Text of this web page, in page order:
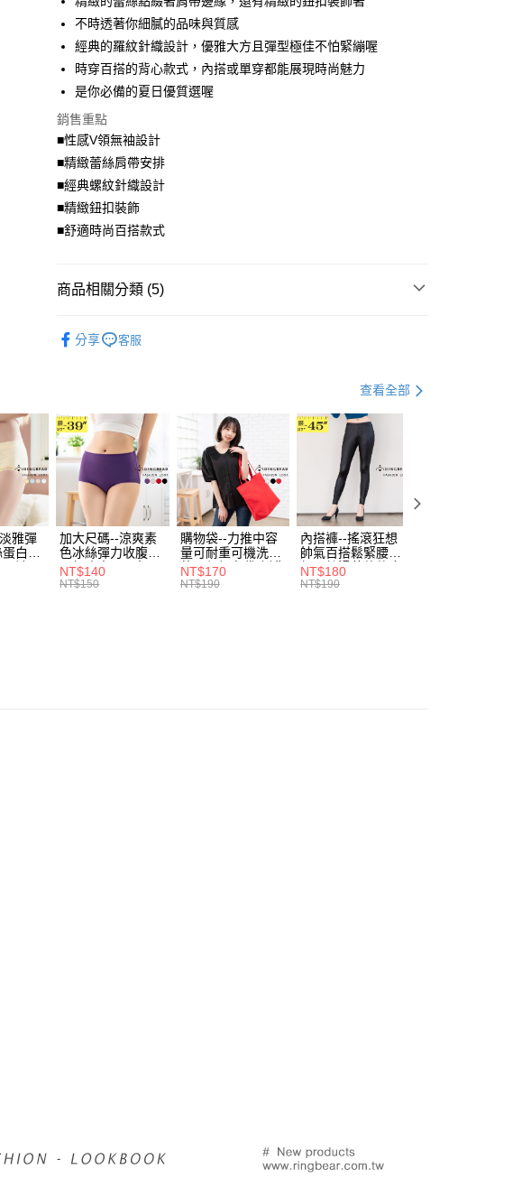
街口支付
悠遊付
Google Pay
全盈+PAY
大哥付你分期
相關說明
【大哥付你分期使用說明】
1.本服務由台灣大哥大提供，台灣大哥大用戶可立即使用無須另外申請。
2.付款方式選擇「大哥付你分期」，訂單成立後會自動跳轉到大哥付的交易
流程，驗證手機門號後，選擇欲分期的期數、繳款截止日，確認付款後即
4.訂單成立30分鐘內，如未前往確認交易或遇審核未通過，訂單將自動取
【繳款方式說明】
2.透過簡訊連結打開帳單後，可選擇「超商條碼／台灣大直營門市／銀行轉
【注意事項】
1.本服務係由「台灣大哥大股份有限公司」（以下簡稱本公司）所提供，讓
用戶於交易時，得透過本服務購買商品或服務，並由商店將買賣／分期付
款買賣價金債權讓與本公司後，依約使用本公司帳單繳交帳款。
2.基於同意付款使用「大哥付你分期」之契約關係目的，商店將以您的個人
資料（包含姓名、電話或地址）提供予台灣大哥大進項蒐集、處理及利
用，由本公司與您本人進行分期帳單所需資料之確認、核對及更正。
3.完整用戶服務條款，請詳閱以下連結：https://oppay.tw/userRule
AFTEE先享後付
相關說明
１．簡單：不需註冊會員、不需綁卡、不需儲值。
３．收到繳費通知簡訊後14天內，點擊此簡訊中的連結，可透過四大超商
／ATM／網路銀行／等多元方式進行付款，方視為交易完成。
※ 請注意：結帳手續完成當下不需立刻繳費，但若您需要取消訂單，請聯
絡購買商品的店家。未經商家同意取消之訂單仍視為有效，需透過AFTEE
先享後付繳納相關費用。
※ 交易是否成功請以「AFTEE先享後付 」之結帳頁面顯示為準，若有關於
是否繳費成功／繳費後需取消欲退款等相關疑問，請聯繫「AFTEE先享後
付客戶支援中心」https://netprotections.freshdesk.com/support/home
【注意事項】
１．透過由恩沛科技股份有限公司提供之「AFTEE先享後付」服務完成之
全家取貨付款
每筆NT$70，滿NT$699(含以上)免運費
7-11取貨付款
每筆NT$70，滿NT$799(含以上)免運費
付款後7-11取貨
每筆NT$70，滿NT$699(含以上)免運費
宅配
不時透著你細膩的品味與質感
經典的羅紋針織設計，優雅大方且彈型極佳不怕緊繃喔
時穿百搭的背心款式，內搭或單穿都能展現時尚魅力
是你必備的夏日優質選喔
銷售重點
■性感V領無袖設計
■精緻蕾絲肩帶安排
■經典螺紋針織設計
■精緻鈕扣裝飾
■舒適時尚百搭款式
商品相關分類 (5)
身型限定．加大尺碼 最大尺碼．3L
風格系列 - 居家嗨 chill
分享 客服
查看全部
雅彈
白無
褲
加大尺碼--涼爽素
色冰絲彈力收腹提
臀無痕中腰三角內
褲(黑.紅.粉.紫L-
NT$140
NT$150
購物袋--力推中容
量可耐重可機洗烘
乾環保帆布袋/側背
包(黑.紅.米F)-
NT$170
NT$190
內搭褲--搖滾狂想
帥氣百搭鬆緊腰頭
超彈絲滑薄款仿皮
褲(黑XL-6L)-R179
NT$180
NT$190